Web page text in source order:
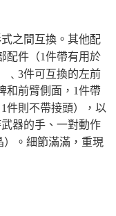
之間互換。其他配
配件（1件帶有用於
﹑3件可互換的左前
和前臂側面，1件帶
件則不帶接頭），以
器的手、一對動作
。細節滿滿，重現